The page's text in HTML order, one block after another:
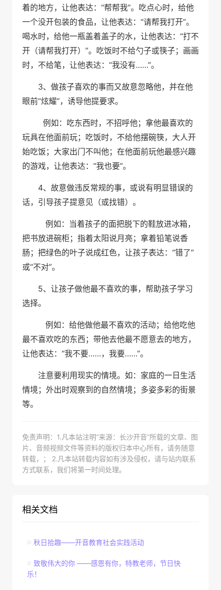
着的地方，让他表达： “帮帮我”。吃点心时，给他
一个没开包装的食品，让他表达： “请帮我打开”。
喝水时，给他一瓶盖着盖子的水，让他表达： “打不
开（请帮我打开） ”。吃饭时不给勺子或筷子；画画
时，不给笔，让他表达： “我没有……”。
3、 做孩子喜欢的事而又故意忽略他，并在他
眼前“炫耀”，诱导他提要求。
例如：吃东西时，不招呼他；拿他最喜欢的
玩具在他面前玩；吃饭时，不给他摆碗筷，大人开
始吃饭；大家出门不叫他；在他面前玩他最感兴趣
的游戏，让他表达： “我也要”。
4、 故意做违反常规的事，或说有明显错误的
话，引导孩子提意见（或找错）。
例如：当着孩子的面把脱下的鞋放进冰箱，
把书放进碗柜；指着太阳说月亮；拿着铅笔说香
肠；把绿色的叶子说成红色，让孩子表达： “错了”
或“不对”。
5、让孩子做他最不喜欢的事，帮助孩子学习
选择。
例如：给他做他最不喜欢的活动；给他吃他
最不喜欢吃的东西；带他去他最不愿意去的地方，
让他表达： “我不要……，我要……”。
注意要利用现实的情境。如：家庭的一日生活
情境；外出时观察到的自然情境；多姿多彩的街景
等。
免责声明：1.凡本站注明“来源：长沙开音”所载的文章、图
片、音频视频文件等资料的版权归本中心所有，请务随意
转载，； 2.凡本站转载内容如有涉及侵权，请与站内联系
方式联系，我们将第一时间处理。
相关文档
秋日拾趣——开音教育社会实践活动
致敬伟大的你 ——感恩有你，特教老师，节日快
乐！